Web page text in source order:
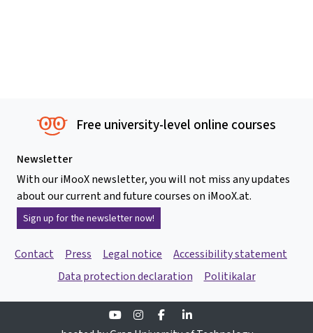
Free university-level online courses
Newsletter
With our iMooX newsletter, you will not miss any updates
about our current and future courses on iMooX.at.
Sign up for the newsletter now!
Contact Press Legal notice
Accessibility statement
Data protection declaration
Politikalar
YoutubeInstagramFacebook